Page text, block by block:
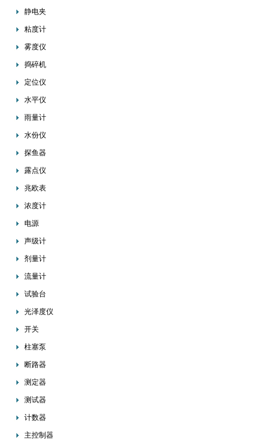
静电夹
粘度计
雾度仪
捣碎机
定位仪
水平仪
雨量计
水份仪
探鱼器
露点仪
兆欧表
浓度计
电源
声级计
剂量计
流量计
试验台
光泽度仪
开关
柱塞泵
断路器
测定器
测试器
计数器
主控制器